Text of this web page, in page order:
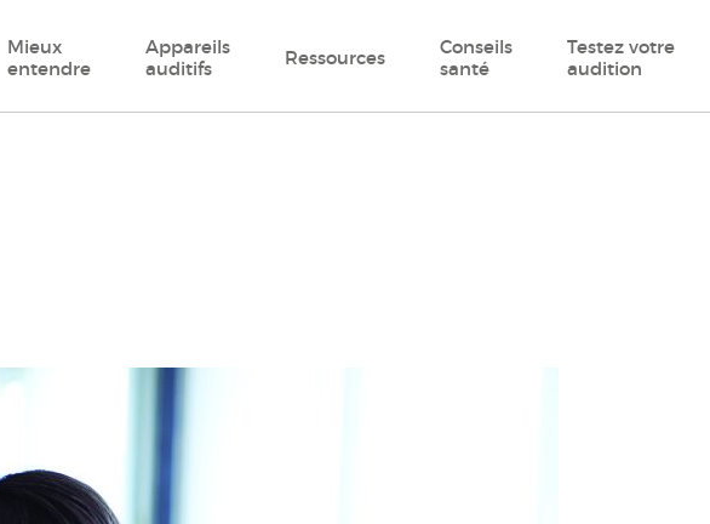
Mieux
entendre
Appareils
auditifs
Ressources
Conseils
santé
Testez votre
audition